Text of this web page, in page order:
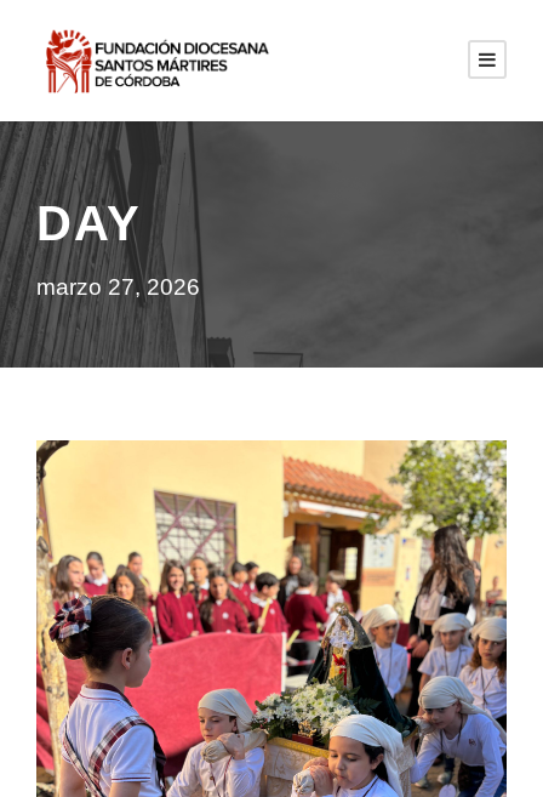
DAY
marzo 27, 2026